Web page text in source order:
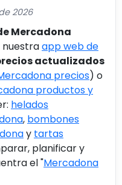
2026
Mercadona
app web de
actualizados
precios) o
productos y
helados
, bombones
y tartas
planificar y
el "Mercadona